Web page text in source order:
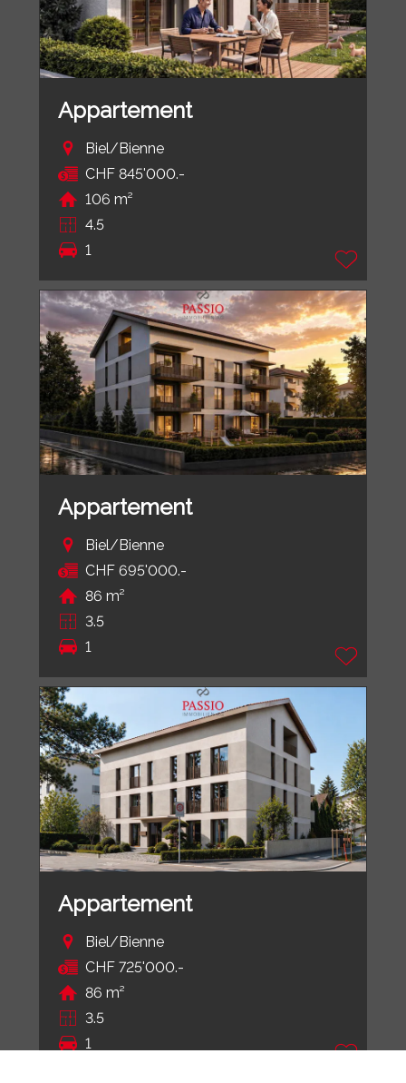
Appartement
Biel/Bienne
CHF 845'000.-
106 m²
4.5
1
Appartement
Biel/Bienne
CHF 695'000.-
86 m²
3.5
1
Appartement
Biel/Bienne
CHF 725'000.-
86 m²
3.5
1